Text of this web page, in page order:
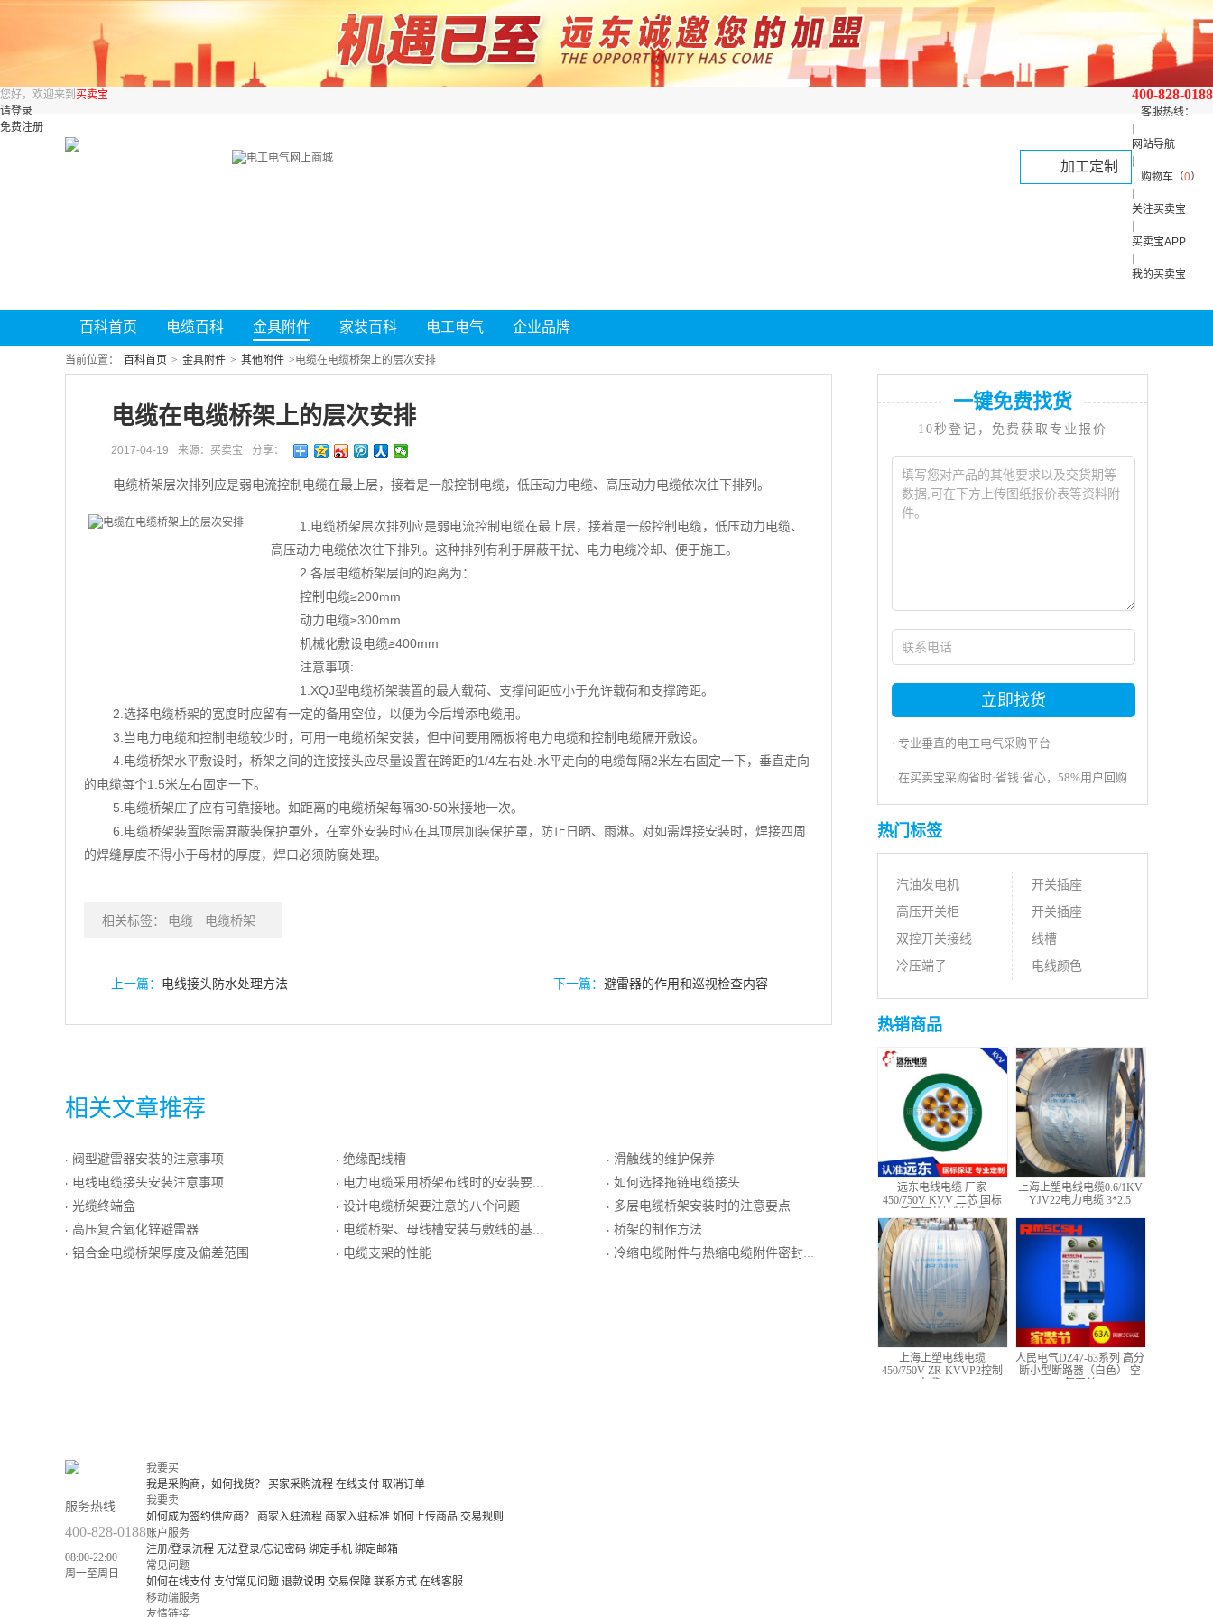
400-828-0188
客服热线：
网站导航
购物车（0）
关注买卖宝
买卖宝APP
我的买卖宝
您好，欢迎来到 买卖宝
请登录
免费注册
加工定制
百科首页 电缆百科 金具附件 家装百科 电工电气 企业品牌
当前位置： 百科首页 > 金具附件 > 其他附件 >电缆在电缆桥架上的层次安排
电缆在电缆桥架上的层次安排
2017-04-19 来源：买卖宝 分享：
电缆桥架层次排列应是弱电流控制电缆在最上层，接着是一般控制电缆，低压动力电缆、高压动力电缆依次往下排列。
1.电缆桥架层次排列应是弱电流控制电缆在最上层，接着是一般控制电缆，低压动力电缆、
高压动力电缆依次往下排列。这种排列有利于屏蔽干扰、电力电缆冷却、便于施工。
2.各层电缆桥架层间的距离为：
控制电缆≥200mm
动力电缆≥300mm
机械化敷设电缆≥400mm
注意事项:
1.XQJ型电缆桥架装置的最大载荷、支撑间距应小于允许载荷和支撑跨距。
2.选择电缆桥架的宽度时应留有一定的备用空位，以便为今后增添电缆用。
3.当电力电缆和控制电缆较少时，可用一电缆桥架安装，但中间要用隔板将电力电缆和控制电缆隔开敷设。
4.电缆桥架水平敷设时，桥架之间的连接接头应尽量设置在跨距的1/4左右处.水平走向的电缆每隔2米左右固定一下，垂直走向
的电缆每个1.5米左右固定一下。
5.电缆桥架庄子应有可靠接地。如距离的电缆桥架每隔30-50米接地一次。
6.电缆桥架装置除需屏蔽装保护罩外，在室外安装时应在其顶层加装保护罩，防止日晒、雨淋。对如需焊接安装时，焊接四周
的焊缝厚度不得小于母材的厚度，焊口必须防腐处理。
相关标签： 电缆 电缆桥架
上一篇： 电线接头防水处理方法 下一篇： 避雷器的作用和巡视检查内容
相关文章推荐
· 阀型避雷器安装的注意事项
· 电线电缆接头安装注意事项
· 光缆终端盒
· 高压复合氧化锌避雷器
· 铝合金电缆桥架厚度及偏差范围
· 绝缘配线槽
· 电力电缆采用桥架布线时的安装要求
· 设计电缆桥架要注意的八个问题
· 电缆桥架、母线槽安装与敷线的基本要求
· 电缆支架的性能
· 滑触线的维护保养
· 如何选择拖链电缆接头
· 多层电缆桥架安装时的注意要点
· 桥架的制作方法
· 冷缩电缆附件与热缩电缆附件密封的方法
一键免费找货
10秒登记，免费获取专业报价
立即找货
· 专业垂直的电工电气采购平台
· 在买卖宝采购省时·省钱·省心，58%用户回购
热门标签
汽油发电机
高压开关柜
双控开关接线
冷压端子
开关插座
开关插座
线槽
电线颜色
热销商品
远东电线电缆 厂家
450/750V KVV 二芯 国标
上海上塑电线电缆0.6/1KV
YJV22电力电缆 3*2.5
上海上塑电线电缆
450/750V ZR-KVVP2控制
人民电气DZ47-63系列 高分
断小型断路器（白色） 空
服务热线
400-828-0188
08:00-22:00
周一至周日
我要买
我是采购商，如何找货？
买家采购流程 在线支付 取消订单
我要卖
如何成为签约供应商？
商家入驻流程 商家入驻标准 如何上传商品 交易规则
账户服务
注册/登录流程 无法登录/忘记密码 绑定手机 绑定邮箱
常见问题
如何在线支付 支付常见问题 退款说明 交易保障 联系方式 在线客服
移动端服务
友情链接